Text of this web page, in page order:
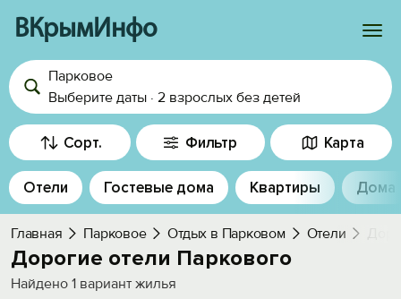
ВКрымИнфо
Войти
Избранное
История просмотра
Добавить свой объект
Парковое
Выберите даты · 2 взрослых без детей
Сорт. Фильтр Карта
Отели Гостевые дома Квартиры Дома
Главная Парковое Отдых в Парковом Отели
Дорогие отели Паркового
Найдено 1 вариант жилья